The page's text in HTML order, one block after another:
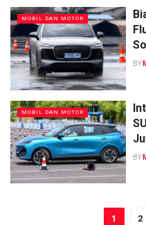
MOBIL DAN MOTOR
BY
MOBIL DAN MOTOR
BY
1 2